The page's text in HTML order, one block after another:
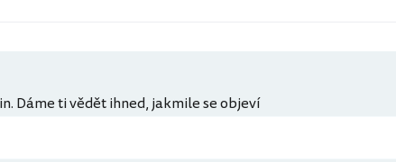
Dáme ti vědět ihned, jakmile se objeví